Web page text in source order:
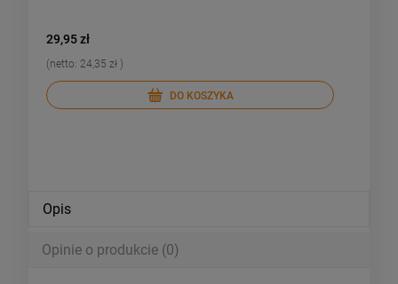
29,95 zł
(netto:24,35 zł )
DO KOSZYKA
Opis
Opinie o produkcie (0)